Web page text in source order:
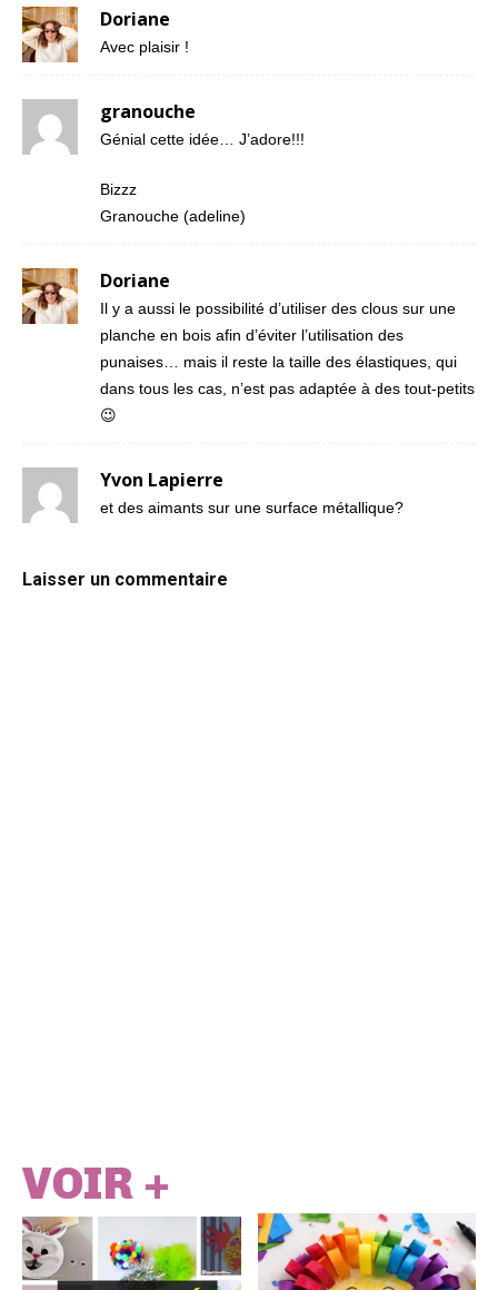
Doriane
Avec plaisir !
granouche
Génial cette idée… J’adore!!!
Bizzz
Granouche (adeline)
Doriane
Il y a aussi le possibilité d’utiliser des clous sur une
planche en bois afin d’éviter l’utilisation des
punaises… mais il reste la taille des élastiques, qui
dans tous les cas, n’est pas adaptée à des tout-petits
😉
Yvon Lapierre
et des aimants sur une surface métallique?
Laisser un commentaire
VOIR +